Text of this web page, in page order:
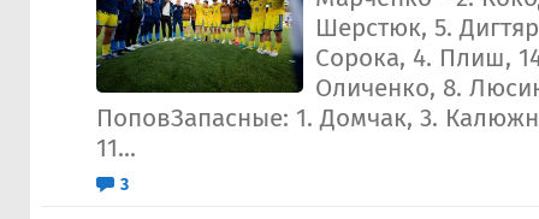
Шерстюк, 5.
Сорока, 4. Плиш,
Оличенко, 8.
ПоповЗапасные: 1. Домчак, 3.
11...
3